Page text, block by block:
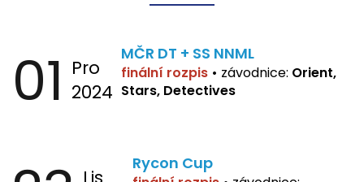
01 Pro
2024
MČR DT + SS NNML
finální rozpis • závodnice: Orient,
Stars, Detectives
Lis
Rycon Cup